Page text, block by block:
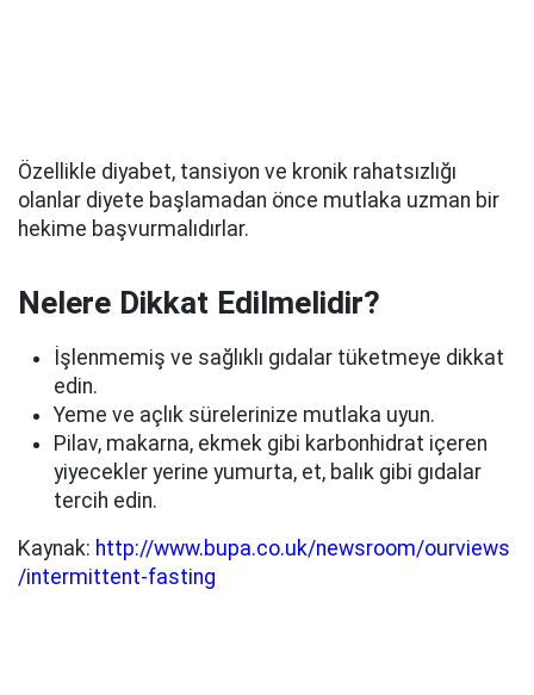
Özellikle diyabet, tansiyon ve kronik rahatsızlığı
olanlar diyete başlamadan önce mutlaka uzman bir
hekime başvurmalıdırlar.
Nelere Dikkat Edilmelidir?
İşlenmemiş ve sağlıklı gıdalar tüketmeye dikkat
edin.
Yeme ve açlık sürelerinize mutlaka uyun.
Pilav, makarna, ekmek gibi karbonhidrat içeren
yiyecekler yerine yumurta, et, balık gibi gıdalar
tercih edin.
Kaynak: http://www.bupa.co.uk/newsroom/ourviews
/intermittent-fasting